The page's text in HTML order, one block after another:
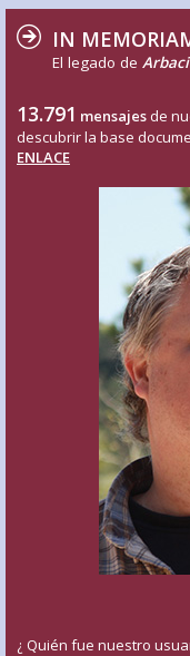
IN
El legado de
13.791 mensajes de
descubrir la base
ENLACE
¿ Quién fue nuestro